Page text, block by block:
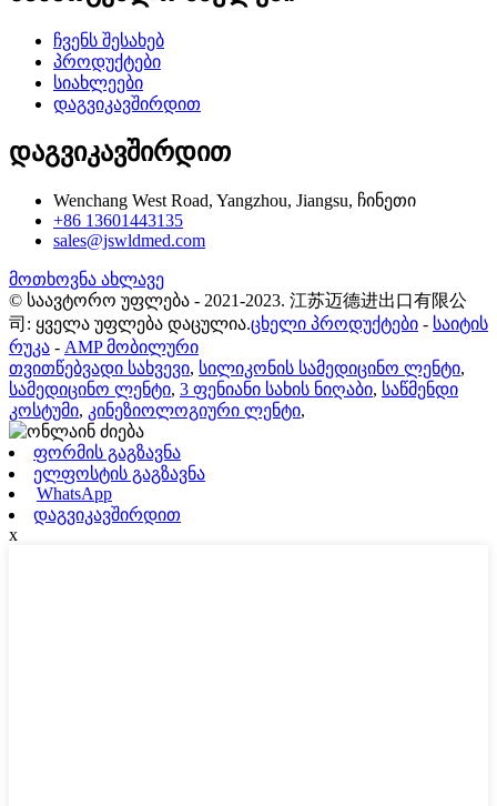
ჩვენს შესახებ
პროდუქტები
სიახლეები
დაგვიკავშირდით
დაგვიკავშირდით
Wenchang West Road, Yangzhou, Jiangsu, ჩინეთი
+86 13601443135
sales@jswldmed.com
მოთხოვნა ახლავე
© საავტორო უფლება - 2021-2023. 江苏迈德进出口有限公
司: ყველა უფლება დაცულია.ცხელი პროდუქტები - საიტის
რუკა - AMP მობილური
თვითწებვადი სახვევი, სილიკონის სამედიცინო ლენტი,
სამედიცინო ლენტი, 3 ფენიანი სახის ნიღაბი, საწმენდი
კოსტუმი, კინეზიოლოგიური ლენტი,
ფორმის გაგზავნა
ელფოსტის გაგზავნა
WhatsApp
დაგვიკავშირდით
x